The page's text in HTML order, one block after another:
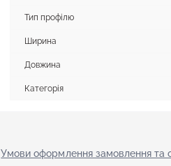
Тип профілю
Ширина
Довжина
Категорія
Умови оформлення замовлення тa